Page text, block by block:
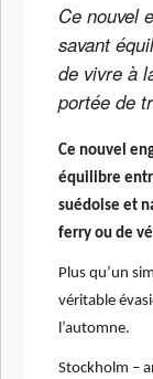
Ce nouvel
savant
de vivre à
portée de
Ce nouvel
équilibre
suédoise et
ferry ou de
Plus qu’un
véritable
l’automne.
Stockholm –